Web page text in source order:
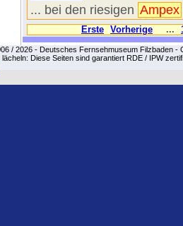
... bei den riesigen Ampex
Erste Vorherige ...
/ 2026 - Deutsches Fernsehmuseum Filzbaden -
lächeln: Diese Seiten sind garantiert RDE / IPW